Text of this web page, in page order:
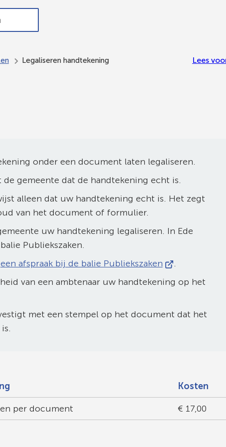
inkomen
Legaliseren handtekening Lees
onder een document laten legaliseren.
de gemeente dat de handtekening echt is.
alleen dat uw handtekening echt is. Het zegt
van het document of formulier.
uw handtekening legaliseren. In Ede
Publiekszaken.
een afspraak bij de balie Publiekszaken(Verwijst
naar
website)
.
van een ambtenaar uw handtekening op het
met een stempel op het document dat het
Kosten
per document € 17,00